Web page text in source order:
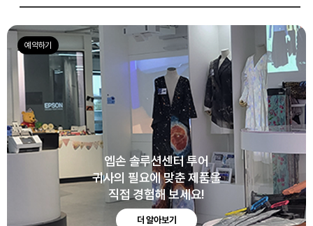
엡손 솔루션센터 투어
귀사의 필요에 맞춘 제품을
직접 경험해 보세요!
더 알아보기
예약하기